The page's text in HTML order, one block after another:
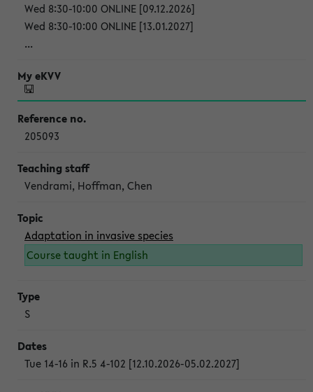
Wed 8:30-10:00 ONLINE [09.12.2026]
Wed 8:30-10:00 ONLINE [13.01.2027]
...
205093
Vendrami, Hoffman, Chen
Adaptation in invasive species
Course taught in English
S
Tue 14-16 in R.5 4-102 [12.10.2026-05.02.2027]